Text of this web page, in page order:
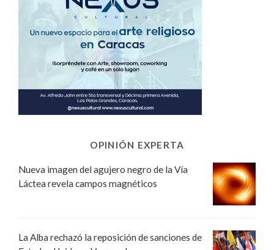
OPINIÓN EXPERTA
Nueva imagen del agujero negro de la Vía
Láctea revela campos magnéticos
La Alba rechazó la reposición de sanciones de